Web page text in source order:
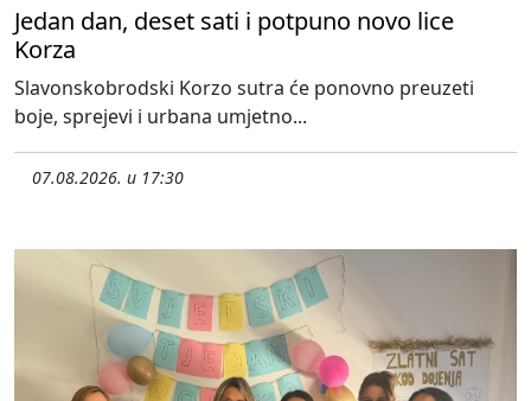
Jedan dan, deset sati i potpuno novo lice
Korza
Slavonskobrodski Korzo sutra će ponovno preuzeti
boje, sprejevi i urbana umjetno...
07.08.2026. u 17:30